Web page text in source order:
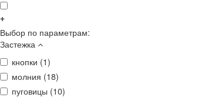
+
Выбор по параметрам:
Застежка
кнопки (1)
молния (18)
пуговицы (10)